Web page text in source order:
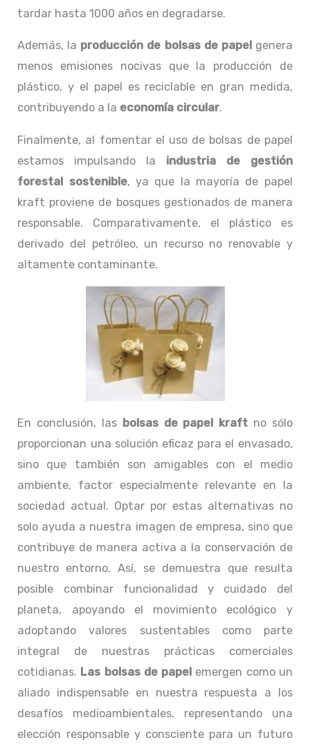
tardar hasta 1000 años en degradarse.
Además, la producción de bolsas de papel genera
menos emisiones nocivas que la producción de
plástico, y el papel es reciclable en gran medida,
contribuyendo a la economía circular.
Finalmente, al fomentar el uso de bolsas de papel
estamos impulsando la industria de gestión
forestal sostenible, ya que la mayoría de papel
kraft proviene de bosques gestionados de manera
responsable. Comparativamente, el plástico es
derivado del petróleo, un recurso no renovable y
altamente contaminante.
En conclusión, las bolsas de papel kraft no sólo
proporcionan una solución eficaz para el envasado,
sino que también son amigables con el medio
ambiente, factor especialmente relevante en la
sociedad actual. Optar por estas alternativas no
solo ayuda a nuestra imagen de empresa, sino que
contribuye de manera activa a la conservación de
nuestro entorno. Así, se demuestra que resulta
posible combinar funcionalidad y cuidado del
planeta, apoyando el movimiento ecológico y
adoptando valores sustentables como parte
integral de nuestras prácticas comerciales
cotidianas. Las bolsas de papel emergen como un
aliado indispensable en nuestra respuesta a los
desafíos medioambientales, representando una
elección responsable y consciente para un futuro